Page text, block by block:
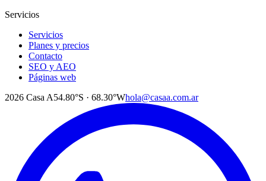
Servicios
Servicios
Planes y precios
Contacto
SEO y AEO
Páginas web
2026 Casa A54.80°S · 68.30°Whola@casaa.com.ar